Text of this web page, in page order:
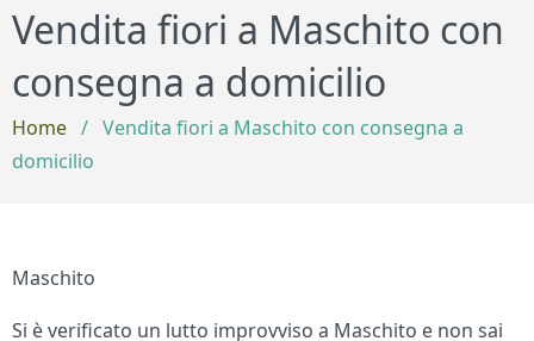
Vendita fiori a Maschito con
consegna a domicilio
Home / Vendita fiori a Maschito con consegna a
domicilio
Maschito
Si è verificato un lutto improvviso a Maschito e non sai